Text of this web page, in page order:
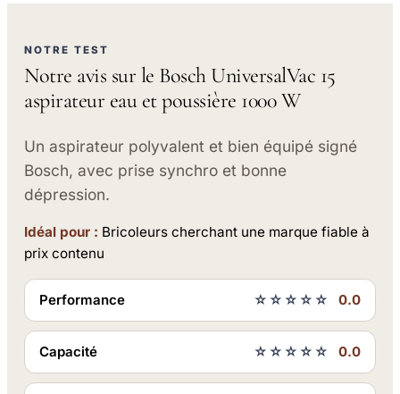
NOTRE TEST
Notre avis sur le Bosch UniversalVac 15
aspirateur eau et poussière 1000 W
Un aspirateur polyvalent et bien équipé signé
Bosch, avec prise synchro et bonne
dépression.
Idéal pour : Bricoleurs cherchant une marque fiable à
prix contenu
Performance ☆☆☆☆☆ 0.0
Capacité ☆☆☆☆☆ 0.0